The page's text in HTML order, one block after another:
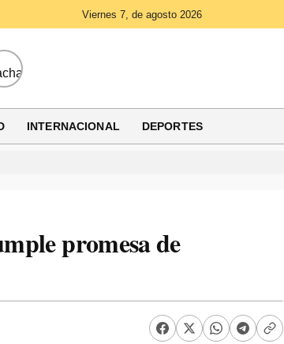
Viernes 7, de agosto 2026
INTERNACIONAL DEPORTES
promesa de